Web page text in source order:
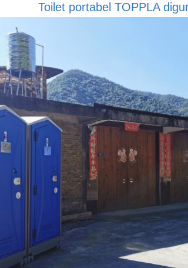
Toilet portabel TOPPLA